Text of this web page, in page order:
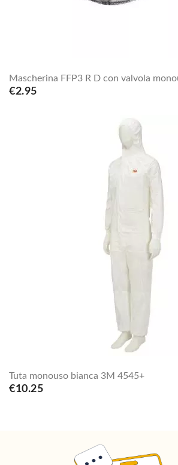
Mascherina FFP3 R D con valvola
€2.95
Tuta monouso bianca 3M 4545+
€10.25